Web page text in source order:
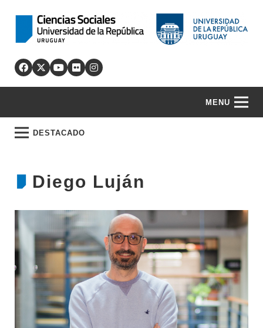
MENU
DESTACADO
Diego Luján